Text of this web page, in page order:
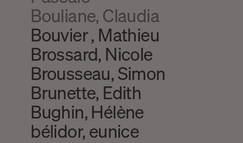
Bouliane, Claudia
Bouvier , Mathieu
Brossard, Nicole
Brousseau, Simon
Brunette, Edith
Bughin, Hélène
bélidor, eunice